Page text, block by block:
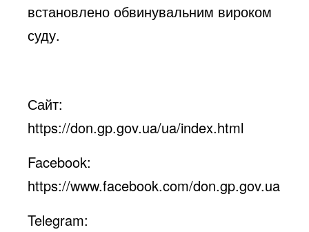
встановлено обвинувальним вироком
суду.
Сайт:
https://don.gp.gov.ua/ua/index.html
Facebook:
https://www.facebook.com/don.gp.gov.ua
Telegram: